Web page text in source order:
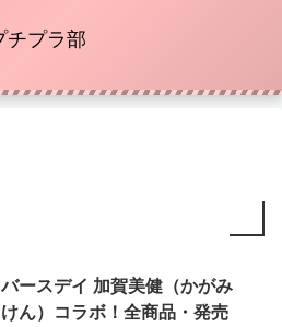
チプラ部
バースデイ 加賀美健（かがみ
けん）コラボ！全商品・発売